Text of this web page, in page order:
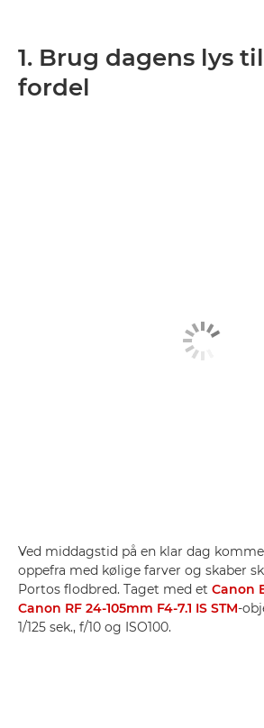
1. Brug dagens lys
fordel
Ved middagstid på en klar dag
oppefra med kølige farver og skaber
Portos flodbred. Taget med et Canon
Canon RF 24-105mm F4-7.1 IS STM-
1/125 sek., f/10 og ISO100.